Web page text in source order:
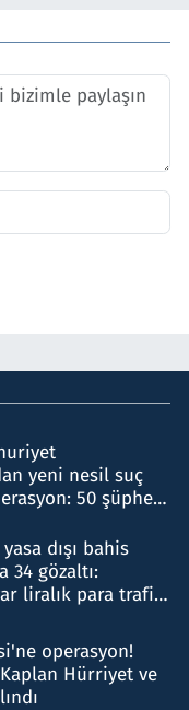
yeni nesil suç
50 şüpheli
dışı bahis
34 gözaltı:
liralık para trafiği
operasyon!
Hürriyet ve